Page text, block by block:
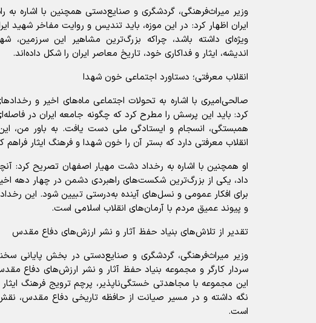
وزیر میراث‌فرهنگی، گردشگری و صنایع‌دستی همچنین با اشاره به
ایران اظهار کرد: در این موزه، باید تندیس و روایت مفاخر شهید
ویژه‌ای داشته باشد، چراکه بزرگ‌ترین مشاهیر این سرزمین،
اندیشه، ایثار و فداکاری خود، تاریخ معاصر ایران را شکل داده‌اند.
انقلاب معرفتی؛ دستاورد اجتماعی خون شهدا
کرد: باید این پرسش را مطرح کرد که چگونه جامعه ایران در
همبستگی، انسجام و ایستادگی ملی دست یافت. به باور من،
انقلاب معرفتی دارد که بستر آن را خون شهدا و فرهنگ ایثار فراهم
او همچنین با اشاره به رخداد دشت مهیار اصفهان تصریح کرد:
داد، یکی از بزرگ‌ترین شکست‌های راهبردی دشمن در چهار دهه
برای افکار عمومی و نسل‌های آینده به‌درستی تبیین شود. این
و پیوند عمیق مردم با آرمان‌های انقلاب اسلامی است.
تقدیر از تلاش‌های بنیاد حفظ آثار و نشر ارزش‌های دفاع مقدس
وزیر میراث‌فرهنگی، گردشگری و صنایع‌دستی در بخش پایانی
سردار کارگر و مجموعه بنیاد حفظ آثار و نشر ارزش‌های دفاع
این مجموعه با مجاهدتی خستگی‌ناپذیر، پرچم ترویج فرهنگ ایثار
نگه داشته و در مسیر صیانت از حافظه تاریخی دفاع مقدس،
است.